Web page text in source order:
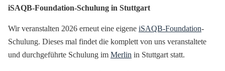
iSAQB-Foundation-Schulung in Stuttgart
Wir veranstalten 2026 erneut eine eigene iSAQB-Foundation-
Schulung. Dieses mal findet die komplett von uns veranstaltete
und durchgeführte Schulung im Merlin in Stuttgart statt.